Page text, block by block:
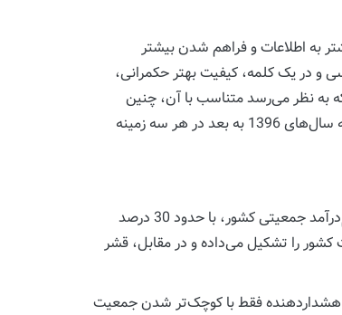
به اطلاعات و فراهم شدن بیشتر
و در یک کلمه، کیفیت بهتر حکمرانی،
به نظر می‌رسد متناسب با آن، چنین
تقاضای بالایی را از کیفیت حکمرانی در جامعه ایران شکل داده است. اما متاسفانه، مسیری که طی یک دهه گذشته و به‌طور کاملاً ویژه در فاصله سال‌های 1396 به بعد در هر سه زمینه
از نظر رفاهی، سطح رفاه خانوارهای ایرانی به‌طور متوسط، طی دهه 1390، حدود 37 درصد کاهش پیدا کرده است و به‌طور خاص، 10 درصد کم‌درآمد جمعیتی کشور، با حدود 30 درصد
به‌عنوان نمادی از تحول‌خواهی اجتماعی، در سال 1390، بیش از 60 درصد از جمعیت کشور را تشکیل می‌داده و در مقابل، قشر
23 میلیون نفر برسد که این میزان افزایشِ هشداردهنده فقط با کوچک‌تر شدن جمعیت